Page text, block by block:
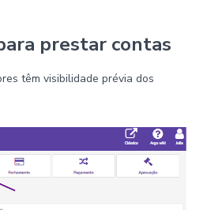
prestar contas
têm visibilidade prévia dos